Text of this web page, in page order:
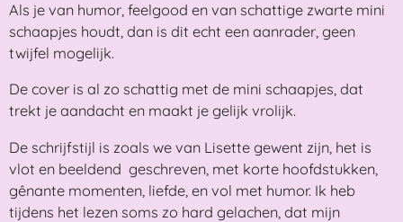
Als je van humor, feelgood en van schattige zwarte mini
schaapjes houdt, dan is dit echt een aanrader, geen
twijfel mogelijk.
De cover is al zo schattig met de mini schaapjes, dat
trekt je aandacht en maakt je gelijk vrolijk.
De schrijfstijl is zoals we van Lisette gewent zijn, het is
vlot en beeldend geschreven, met korte hoofdstukken,
gênante momenten, liefde, en vol met humor. Ik heb
tijdens het lezen soms zo hard gelachen, dat mijn